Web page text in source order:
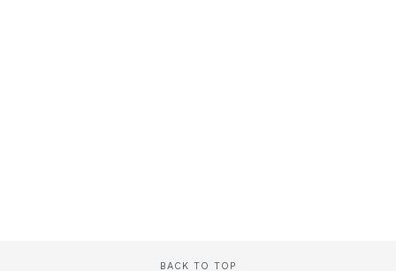
BACK TO TOP